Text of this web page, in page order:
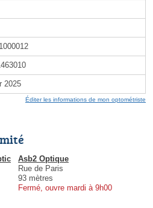
2025
Éditer les informations de mon optométriste
Asb2 Optique
Rue de Paris
93 mètres
Fermé, ouvre mardi à 9h00